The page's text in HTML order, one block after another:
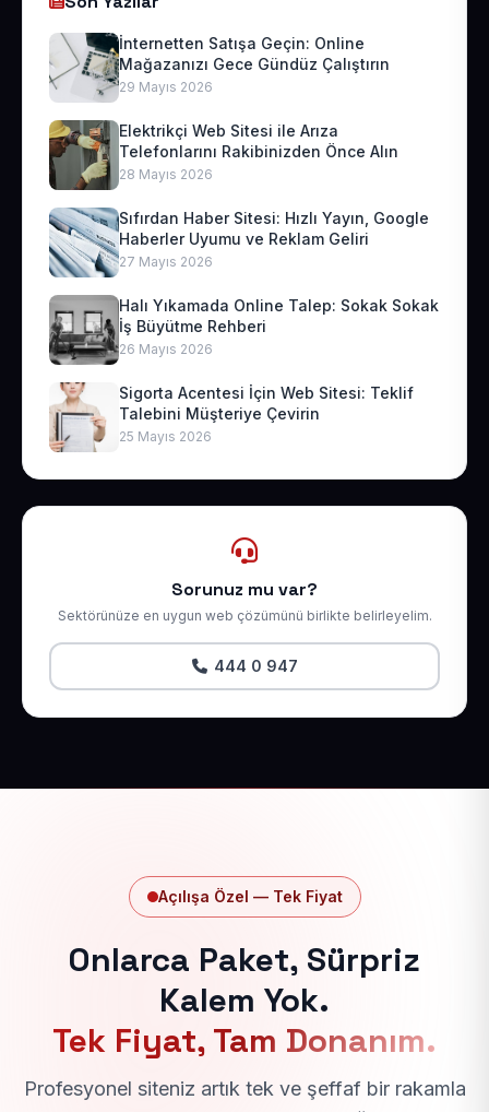
İnternetten Satışa Geçin: Online
Mağazanızı Gece Gündüz Çalıştırın
29 Mayıs 2026
Elektrikçi Web Sitesi ile Arıza
Telefonlarını Rakibinizden Önce Alın
28 Mayıs 2026
Sıfırdan Haber Sitesi: Hızlı Yayın, Google
Haberler Uyumu ve Reklam Geliri
27 Mayıs 2026
Halı Yıkamada Online Talep: Sokak Sokak
İş Büyütme Rehberi
26 Mayıs 2026
Sigorta Acentesi İçin Web Sitesi: Teklif
Talebini Müşteriye Çevirin
25 Mayıs 2026
Sorunuz mu var?
Sektörünüze en uygun web çözümünü birlikte belirleyelim.
444 0 947
Açılışa Özel — Tek Fiyat
Onlarca Paket, Sürpriz
Kalem Yok.
Tek Fiyat, Tam Donanım.
Profesyonel siteniz artık tek ve şeffaf bir rakamla